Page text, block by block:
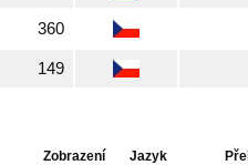
360
149
Zobrazení Jazyk